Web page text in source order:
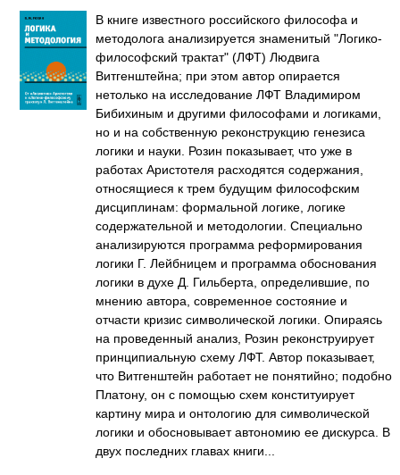
В книге известного российского философа и
методолога анализируется знаменитый "Логико-
философский трактат" (ЛФТ) Людвига
Витгенштейна; при этом автор опирается
нетолько на исследование ЛФТ Владимиром
Бибихиным и другими философами и логиками,
но и на собственную реконструкцию генезиса
логики и науки. Розин показывает, что уже в
работах Аристотеля расходятся содержания,
относящиеся к трем будущим философским
дисциплинам: формальной логике, логике
содержательной и методологии. Специально
анализируются программа реформирования
логики Г. Лейбницем и программа обоснования
логики в духе Д. Гильберта, определившие, по
мнению автора, современное состояние и
отчасти кризис символической логики. Опираясь
на проведенный анализ, Розин реконструирует
принципиальную схему ЛФТ. Автор показывает,
что Витгенштейн работает не понятийно; подобно
Платону, он с помощью схем конституирует
картину мира и онтологию для символической
логики и обосновывает автономию ее дискурса. В
двух последних главах книги...